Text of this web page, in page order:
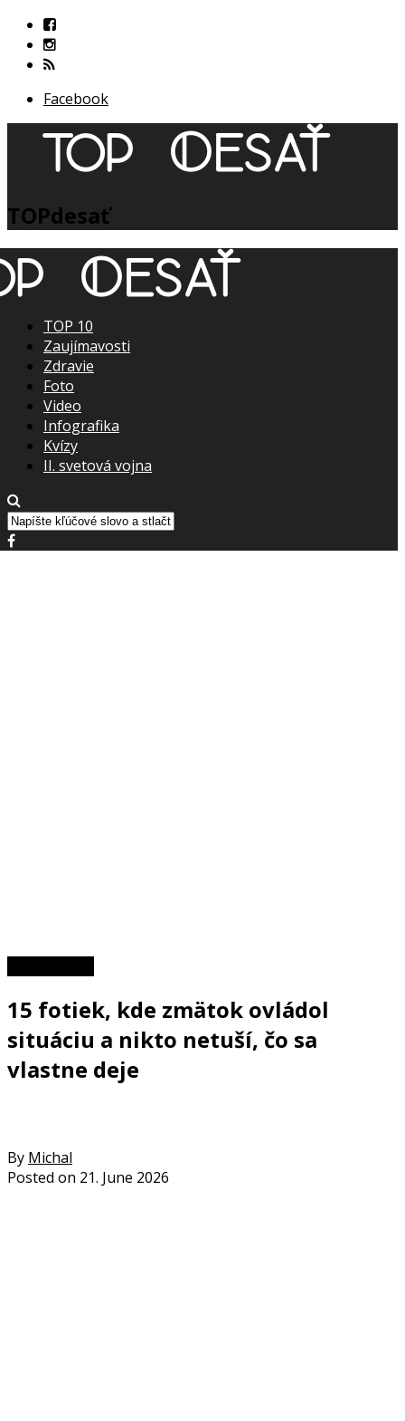
Facebook
TOPdesať
TOP 10
Zaujímavosti
Zdravie
Foto
Video
Infografika
Kvízy
II. svetová vojna
15 fotiek, kde zmätok ovládol
situáciu a nikto netuší, čo sa
vlastne deje
By Michal
Posted on 21. June 2026